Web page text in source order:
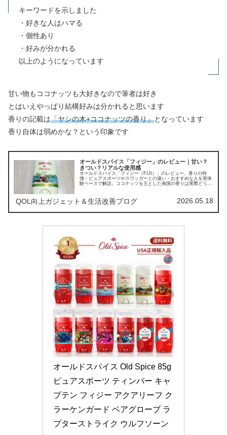
キーワードを示しました
・好きな人はハマる
・個性あり
・好みが分かれる
以上のようになっています
甘い物もココナッツも大好きなので筆者は好き
とはいえやっぱり結構好みは分かれると思います
香りの記載は「ヤシの木+ココナッツの香り」となっています
香り自体は弱めかな？という印象です
オールドスパイス「フィジー」のレビュー｜甘い？
きつい？リアルな使用感
オールドスパイス「フィジー（FIJI）」のレビュー。香りの特
徴・ピュアスポーツやスワッガーとの違い・おすすめな人を実体
験ベースで解説。ココナッツを主とした南国の香りは実際どうな
QOL向上ガジェット＆生活改善ブログ 2026.05.18
オールドスパイス Old Spice 85g
ピュアスポーツ ティンバー キャ
プテン フィジー アクアリーフ ク
ラーケンガード ベアグローブ ラ
プターストライク ウルフソーン